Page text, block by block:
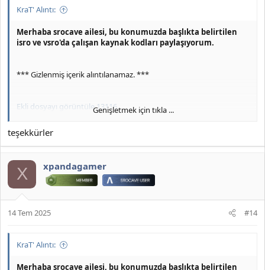
KraT' Alıntı:
Merhaba srocave ailesi, bu konumuzda başlıkta belirtilen
isro ve vsro'da çalışan kaynak kodları paylaşıyorum.
*** Gizlenmiş içerik alıntılanamaz. ***
Ekli dosyayı görüntüle 13116
srocave'i takipte kalın.
Genişletmek için tıkla ...
teşekkürler
X xpandagamer
14 Tem 2025 #14
KraT' Alıntı:
Merhaba srocave ailesi, bu konumuzda başlıkta belirtilen